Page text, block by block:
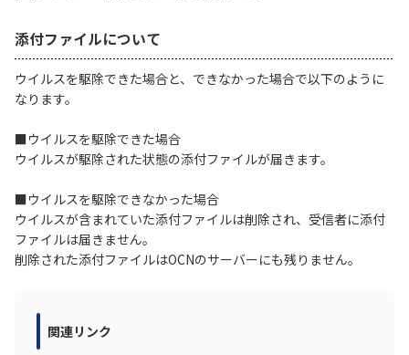
まはこちら
OCN サービス一覧
添付ファイルについて
ウイルスを駆除できた場合と、できなかった場合で以下のように
なります。
■ウイルスを駆除できた場合
ウイルスが駆除された状態の添付ファイルが届きます。
■ウイルスを駆除できなかった場合
ウイルスが含まれていた添付ファイルは削除され、受信者に添付
ファイルは届きません。
削除された添付ファイルはOCNのサーバーにも残りません。
関連リンク